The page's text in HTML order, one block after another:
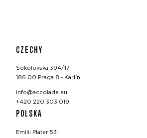
CZECHY
Sokolovská 394/17
186 00 Praga 8 - Karlín
info@accolade.eu
+420 220 303 019
POLSKA
Emilii Plater 53